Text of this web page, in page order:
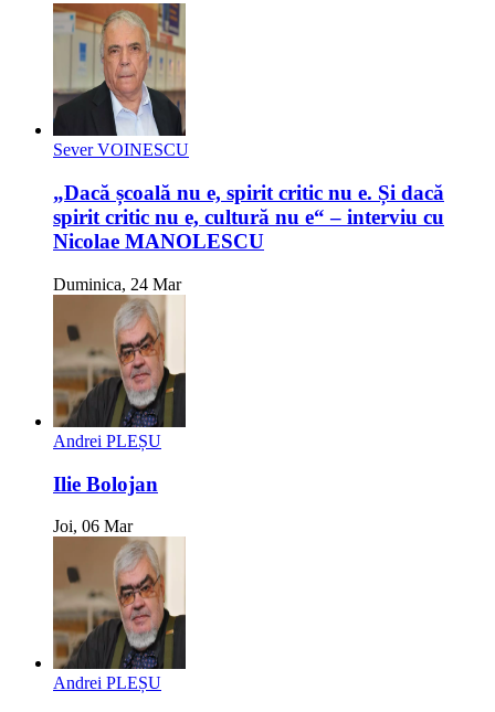
Sever VOINESCU
„Dacă școală nu e, spirit critic nu e. Și dacă
spirit critic nu e, cultură nu e“ – interviu cu
Nicolae MANOLESCU
Duminica, 24 Mar
Andrei PLEȘU
Ilie Bolojan
Joi, 06 Mar
Andrei PLEȘU